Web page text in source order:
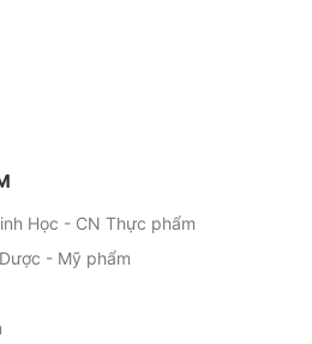
Học - CN Thực phẩm
- Mỹ phẩm